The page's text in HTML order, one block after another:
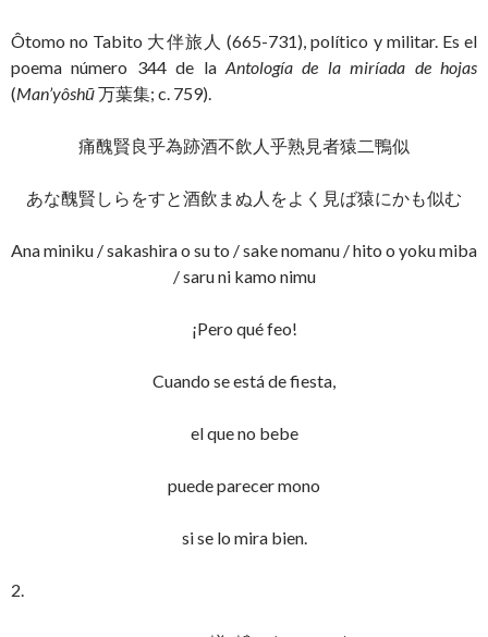
Ôtomo no Tabito 大伴旅人 (665-731), político y militar. Es el
poema número 344 de la Antología de la miríada de hojas
(Man’yôshū万葉集; c. 759).
痛醜賢良乎為跡酒不飲人乎熟見者猿二鴨似
あな醜賢しらをすと酒飲まぬ人をよく見ば猿にかも似む
Ana miniku / sakashira o su to / sake nomanu / hito o yoku miba
/ saru ni kamo nimu
¡Pero qué feo!
Cuando se está de fiesta,
el que no bebe
puede parecer mono
si se lo mira bien.
2.